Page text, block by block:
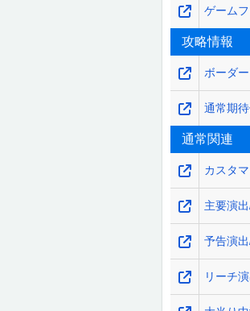
ゲーム
攻略情報
ボーダ
通常期
通常関連
カスタ
主要演
予告演
リーチ